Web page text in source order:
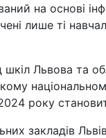
на основі
лише ті
Львова та
року
закладів